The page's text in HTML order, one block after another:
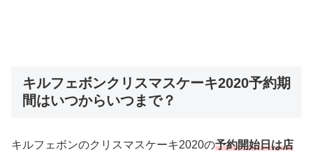
キルフェボンクリスマスケーキ2020予約期
間はいつからいつまで？
キルフェボンのクリスマスケーキ2020の予約開始日は店